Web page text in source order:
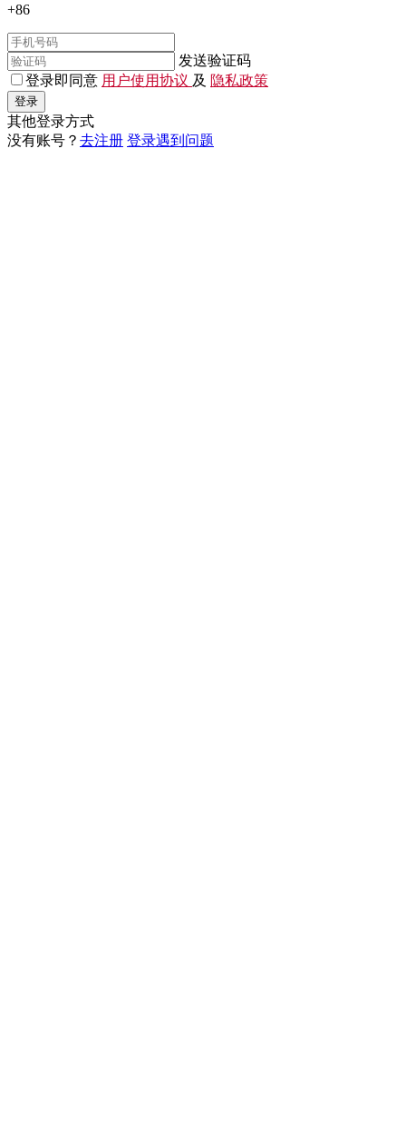
+86
发送验证码
登录即同意 用户使用协议 及 隐私政策
登录
其他登录方式
没有账号？ 去注册 登录遇到问题